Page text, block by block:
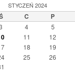
STYCZEŃ 2024
C P
4 5
11 12
18 19
25 26